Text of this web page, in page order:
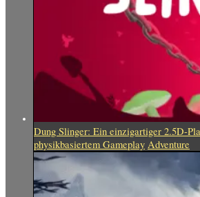
Dung Slinger: Ein einzigartiger 2.5D-
physikbasiertem Gameplay Adventure